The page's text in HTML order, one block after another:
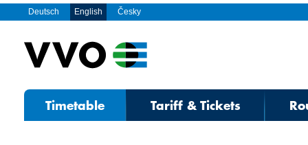
Deutsch English Česky
Timetable Tariff & Tickets